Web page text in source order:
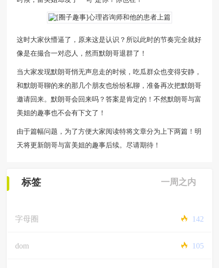
这时大家伙懵逼了，原来这是认识？所以此时的节奏完全就好
像是在撮合一对恋人，然而默朗哥退群了！
当大家发现默朗哥悄无声息走的时候，吃瓜群众也变得安静，
和默朗哥聊的来的那几个朋友也纷纷私聊，准备再次把默朗哥
邀请回来。默朗哥会回来吗？答案是肯定的！不然默朗哥与富
美姐的趣事也不会有下文了！
由于篇幅问题，为了方便大家阅读特将文章分为上下两篇！明
天将更新朗哥与富美姐的趣事后续。尽请期待！
标签 一周之内
字母圈 142
dom 105